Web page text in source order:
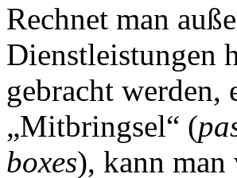
Rechnet man
Dienstleistungen
gebracht werden,
„Mitbringsel“ (
boxes), kann